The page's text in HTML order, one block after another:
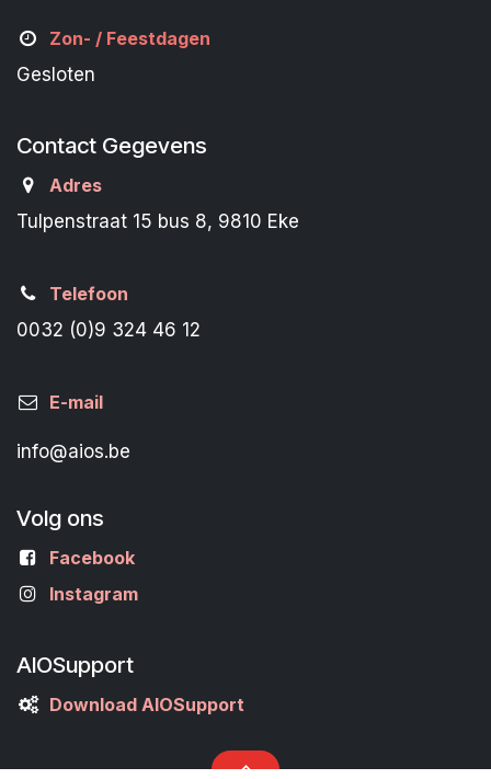
Zon- / Feestdagen
Gesloten
Contact Gegevens
Adres
Tulpenstraat 15 bus 8, 9810 Eke
Telefoon
0032 (0)9 324 46 12
E-mail
info@aios.be
Volg ons
Facebook
Instagram
AIOSupport
Download AIOSupport